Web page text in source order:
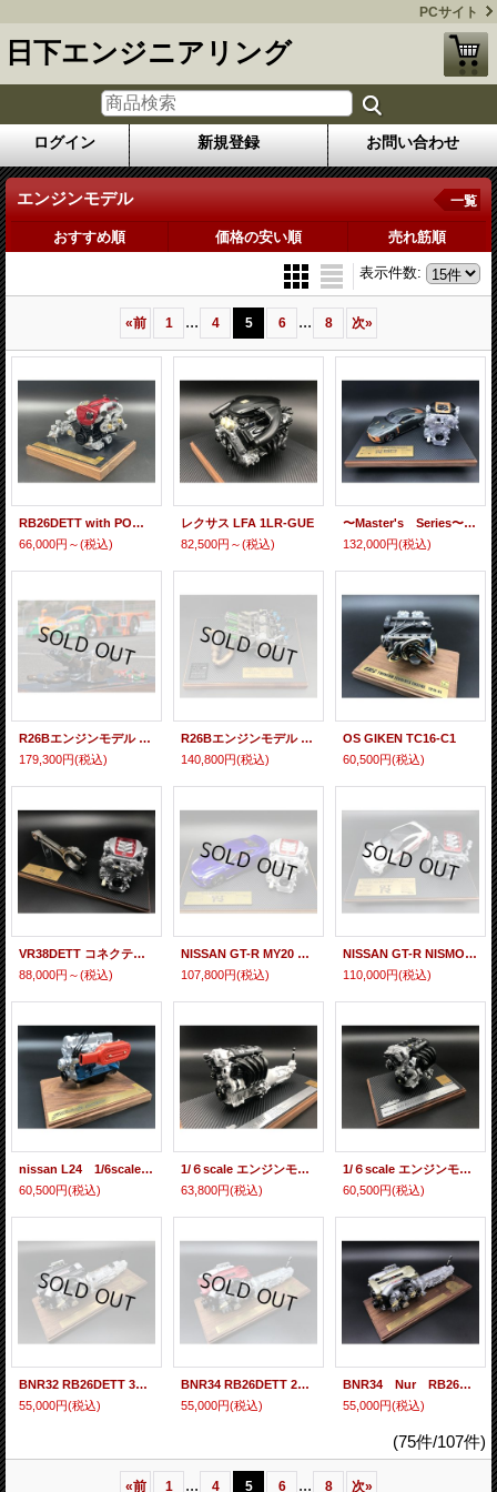
PCサイト
日下エンジニアリング
ログイン 新規登録 お問い合わせ
エンジンモデル 一覧
おすすめ順 価格の安い順 売れ筋順
表示件数:
«前 1 ... 4 5 6 ... 8 次»
RB26DETT with POWER CORE
66,000円～(税込)
レクサス LFA 1LR-GUE
82,500円～(税込)
〜Master's Series〜 NISSAN GT-R50 by Italdesign 2018 Goodwood仕様
132,000円(税込)
R26Bエンジンモデル マツダ787Bモデルカー付仕様
179,300円(税込)
R26Bエンジンモデル エキマニ＆マフラー付仕様
140,800円(税込)
OS GIKEN TC16-C1
60,500円(税込)
VR38DETT コネクティングロッド付きTAKUMI
88,000円～(税込)
NISSAN GT-R MY20 Master’s
107,800円(税込)
NISSAN GT-R NISMO 2020 Master's Tsukuba Time Attack 2019
110,000円(税込)
nissan L24 1/6scaleエンジンモデル
60,500円(税込)
1/６scale エンジンモデル ND型ロードスター「P5-VP」MT付き
63,800円(税込)
1/６scale エンジンモデル ND型ロードスター「P5-VP」
60,500円(税込)
BNR32 RB26DETT 30周年アニバーサリー限定モデル
55,000円(税込)
BNR34 RB26DETT 20周年アニバーサリー限定モデル
55,000円(税込)
BNR34 Nur RB26DETT 20周年アニバーサリー限定モデル
55,000円(税込)
(75件/107件)
«前 1 ... 4 5 6 ... 8 次»